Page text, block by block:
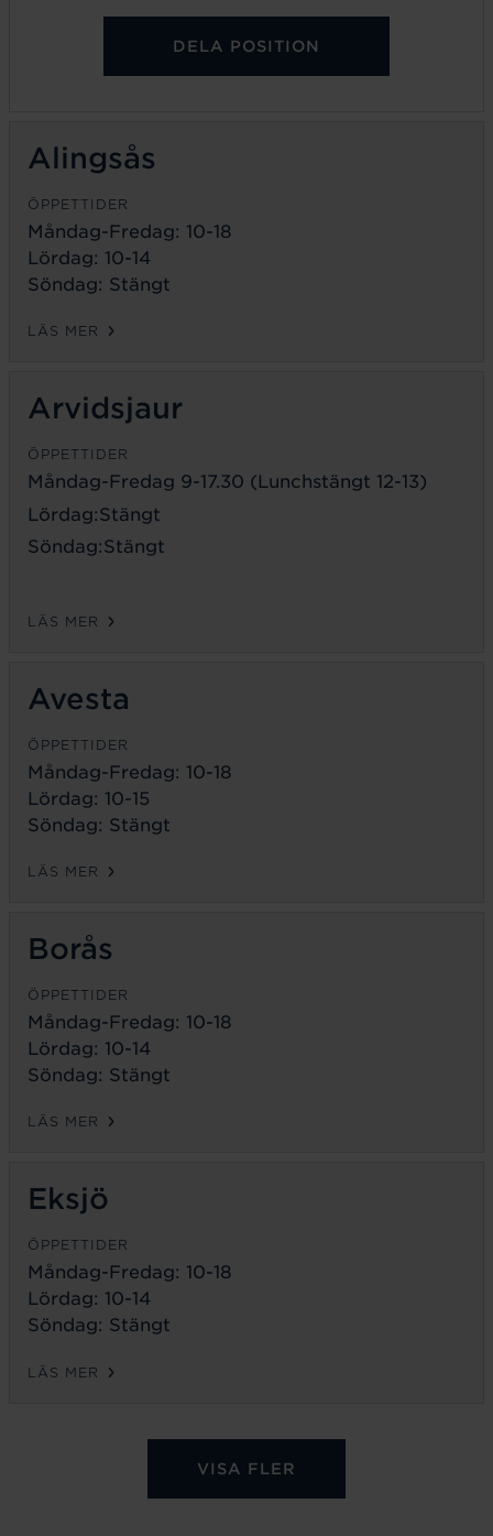
DELA POSITION
Alingsås
ÖPPETTIDER
Måndag-Fredag: 10-18
Lördag: 10-14
Söndag: Stängt
LÄS MER
Arvidsjaur
ÖPPETTIDER
Måndag-Fredag 9-17.30 (Lunchstängt 12-13)
Lördag:Stängt
Söndag:Stängt
LÄS MER
Avesta
ÖPPETTIDER
Måndag-Fredag: 10-18
Lördag: 10-15
Söndag: Stängt
LÄS MER
Borås
ÖPPETTIDER
Måndag-Fredag: 10-18
Lördag: 10-14
Söndag: Stängt
LÄS MER
Eksjö
ÖPPETTIDER
Måndag-Fredag: 10-18
Lördag: 10-14
Söndag: Stängt
LÄS MER
VISA FLER